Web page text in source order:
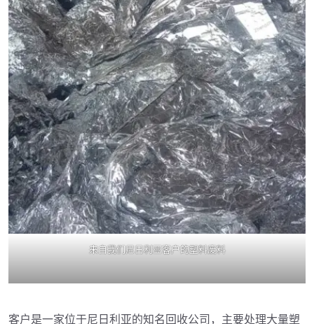
来自我们尼日利亚客户的塑料废料
客户是一家位于尼日利亚的知名回收公司，主要处理大量塑